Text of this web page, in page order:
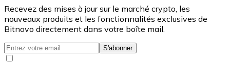
Recevez des mises à jour sur le marché crypto, les
nouveaux produits et les fonctionnalités exclusives de
Bitnovo directement dans votre boîte mail.
S'abonner